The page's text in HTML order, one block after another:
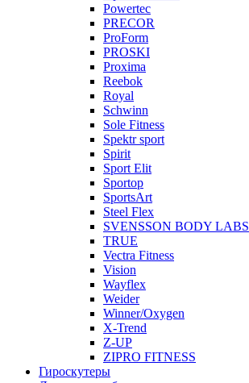
Powertec
PRECOR
ProForm
PROSKI
Proxima
Reebok
Royal
Schwinn
Sole Fitness
Spektr sport
Spirit
Sport Elit
Sportop
SportsArt
Steel Flex
SVENSSON BODY LABS
TRUE
Vectra Fitness
Vision
Wayflex
Weider
Winner/Oxygen
X-Trend
Z-UP
ZIPRO FITNESS
Гироскутеры